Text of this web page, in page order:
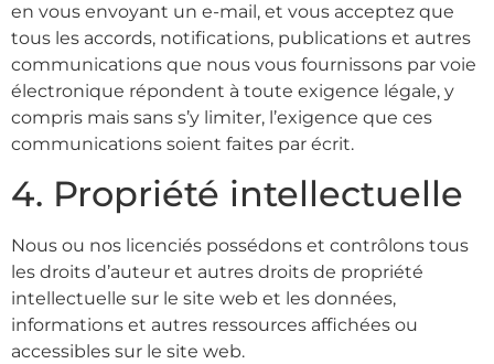
en vous envoyant un e-mail, et vous acceptez que
tous les accords, notifications, publications et autres
communications que nous vous fournissons par voie
électronique répondent à toute exigence légale, y
compris mais sans s’y limiter, l’exigence que ces
communications soient faites par écrit.
4. Propriété intellectuelle
Nous ou nos licenciés possédons et contrôlons tous
les droits d’auteur et autres droits de propriété
intellectuelle sur le site web et les données,
informations et autres ressources affichées ou
accessibles sur le site web.